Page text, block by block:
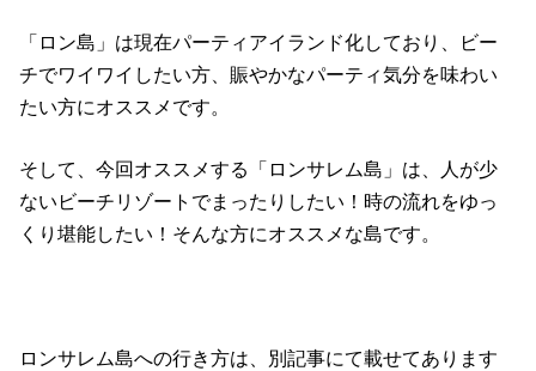
「ロン島」は現在パーティアイランド化しており、ビー
チでワイワイしたい方、賑やかなパーティ気分を味わい
たい方にオススメです。
そして、今回オススメする「ロンサレム島」は、人が少
ないビーチリゾートでまったりしたい！時の流れをゆっ
くり堪能したい！そんな方にオススメな島です。
ロンサレム島への行き方は、別記事にて載せてあります